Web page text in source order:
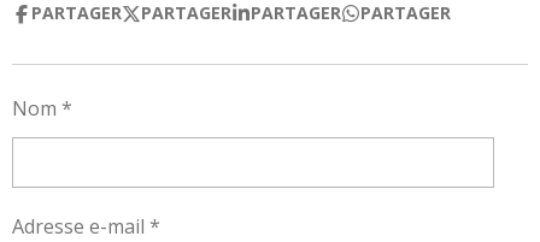
PARTAGER PARTAGER PARTAGER PARTAGER
Nom *
Adresse e-mail *